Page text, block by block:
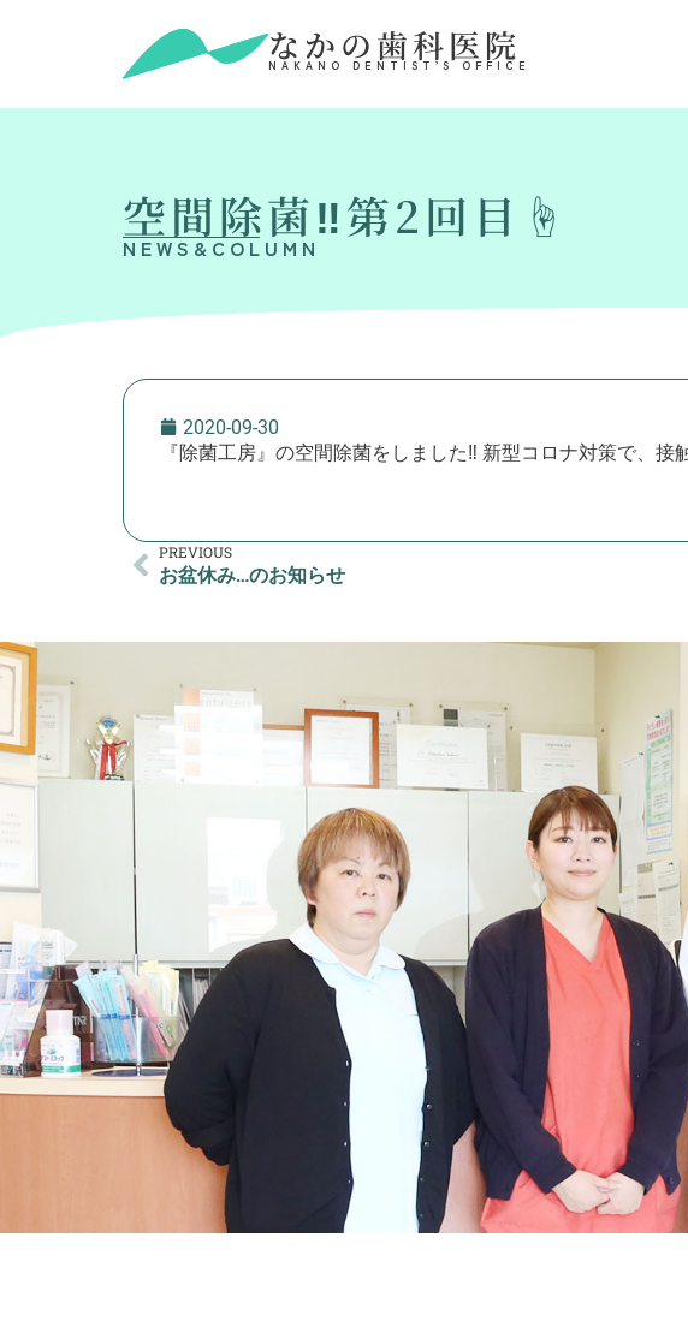
なかの歯科医院
NAKANO DENTIST’S OFFICE
空間除菌‼️第2回目☝️
NEWS&COLUMN
2020-09-30
『除菌工房』の空間除菌をしました‼️ 新型コロナ対策で、
PREVIOUS
お盆休み…のお知らせ